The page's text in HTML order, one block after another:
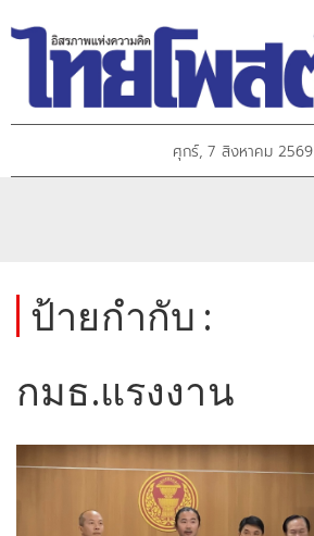
ศุกร์, 7 สิงหาคม 2569
ป้ายกำกับ :
กมธ.แรงงาน